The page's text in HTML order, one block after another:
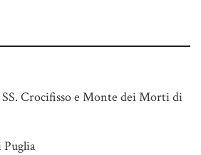
Crocifisso e Monte dei Morti di